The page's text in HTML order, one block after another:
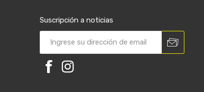
Suscripción a noticias